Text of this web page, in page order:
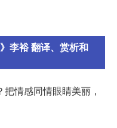
李裕 翻译、赏析和
情感同情眼睛美丽，